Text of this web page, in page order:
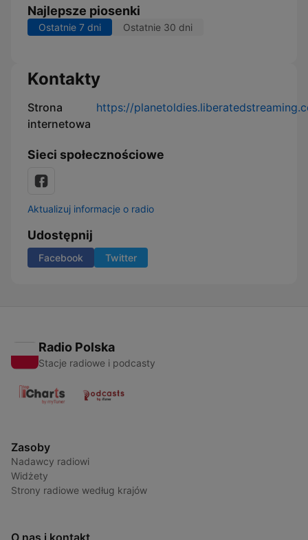
Najlepsze piosenki
Ostatnie 7 dni Ostatnie 30 dni
Kontakty
Strona
internetowa
https://
Sieci społecznościowe
Aktualizuj informacje o radio
Udostępnij
Facebook Twitter
Radio Polska
Stacje radiowe i podcasty
Zasoby
Nadawcy radiowi
Widżety
Strony radiowe według krajów
O nas i kontakt